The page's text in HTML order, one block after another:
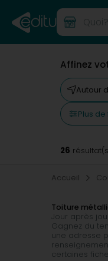
Affinez
Autour
Plus de
26
Accueil
Toiture
Jour après
Gagnez du
une adresse
certaines